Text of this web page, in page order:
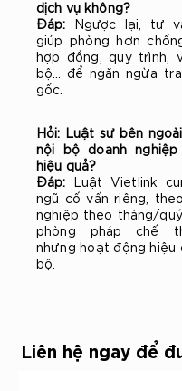
dịch vụ không?
Đáp: Ngược lại, tư
giúp phòng hơn
hợp đồng, quy trình,
bộ… để ngăn ngừa
gốc.
Hỏi: Luật sư bên
nội bộ doanh
hiệu quả?
Đáp: Luật Vietlink
ngũ cố vấn riêng,
nghiệp theo tháng/
phòng pháp chế
nhưng hoạt động hiệu
bộ.
Liên hệ ngay để